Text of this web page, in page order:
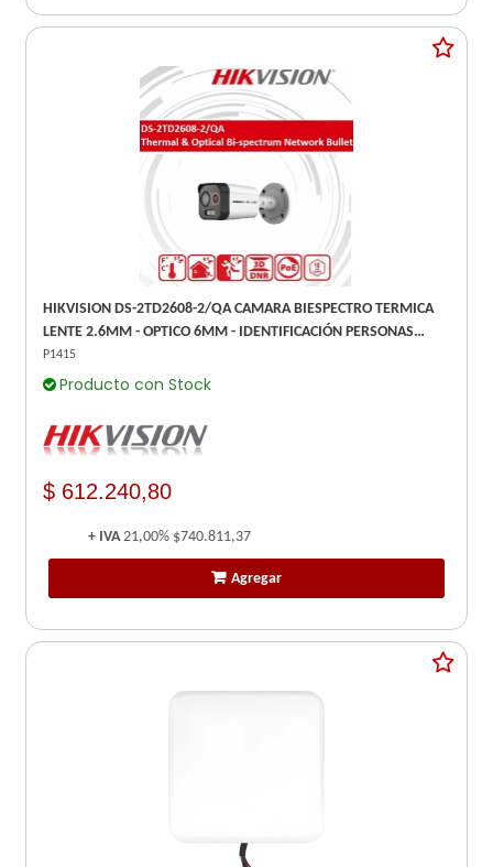
HIKVISION DS-2TD2608-2/QA CAMARA BIESPECTRO TERMICA
LENTE 2.6MM - OPTICO 6MM - IDENTIFICACIÓN PERSONAS
P1415
Producto con Stock
$ 612.240,80
+ IVA21,00% $740.811,37
Agregar